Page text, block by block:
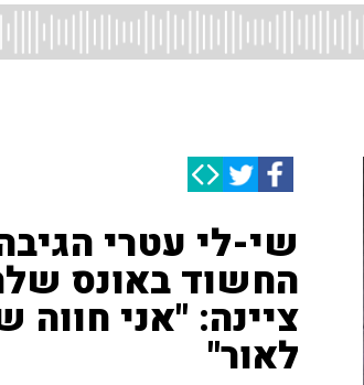
שי-לי עטרי
החשוד באונס
ציינה: "אני
לאור"